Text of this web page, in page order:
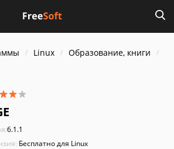
Linux
Образование, книги
6.1.1
Бесплатно для Linux